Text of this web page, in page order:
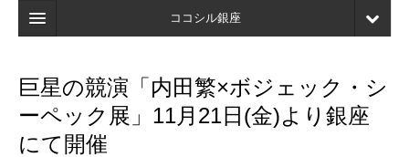
ココシル銀座
検索
店舗・施設最新情報
巨星の競演「内田繁×ボジェック・シ
ーペック展」11月21日(金)より銀座
にて開催